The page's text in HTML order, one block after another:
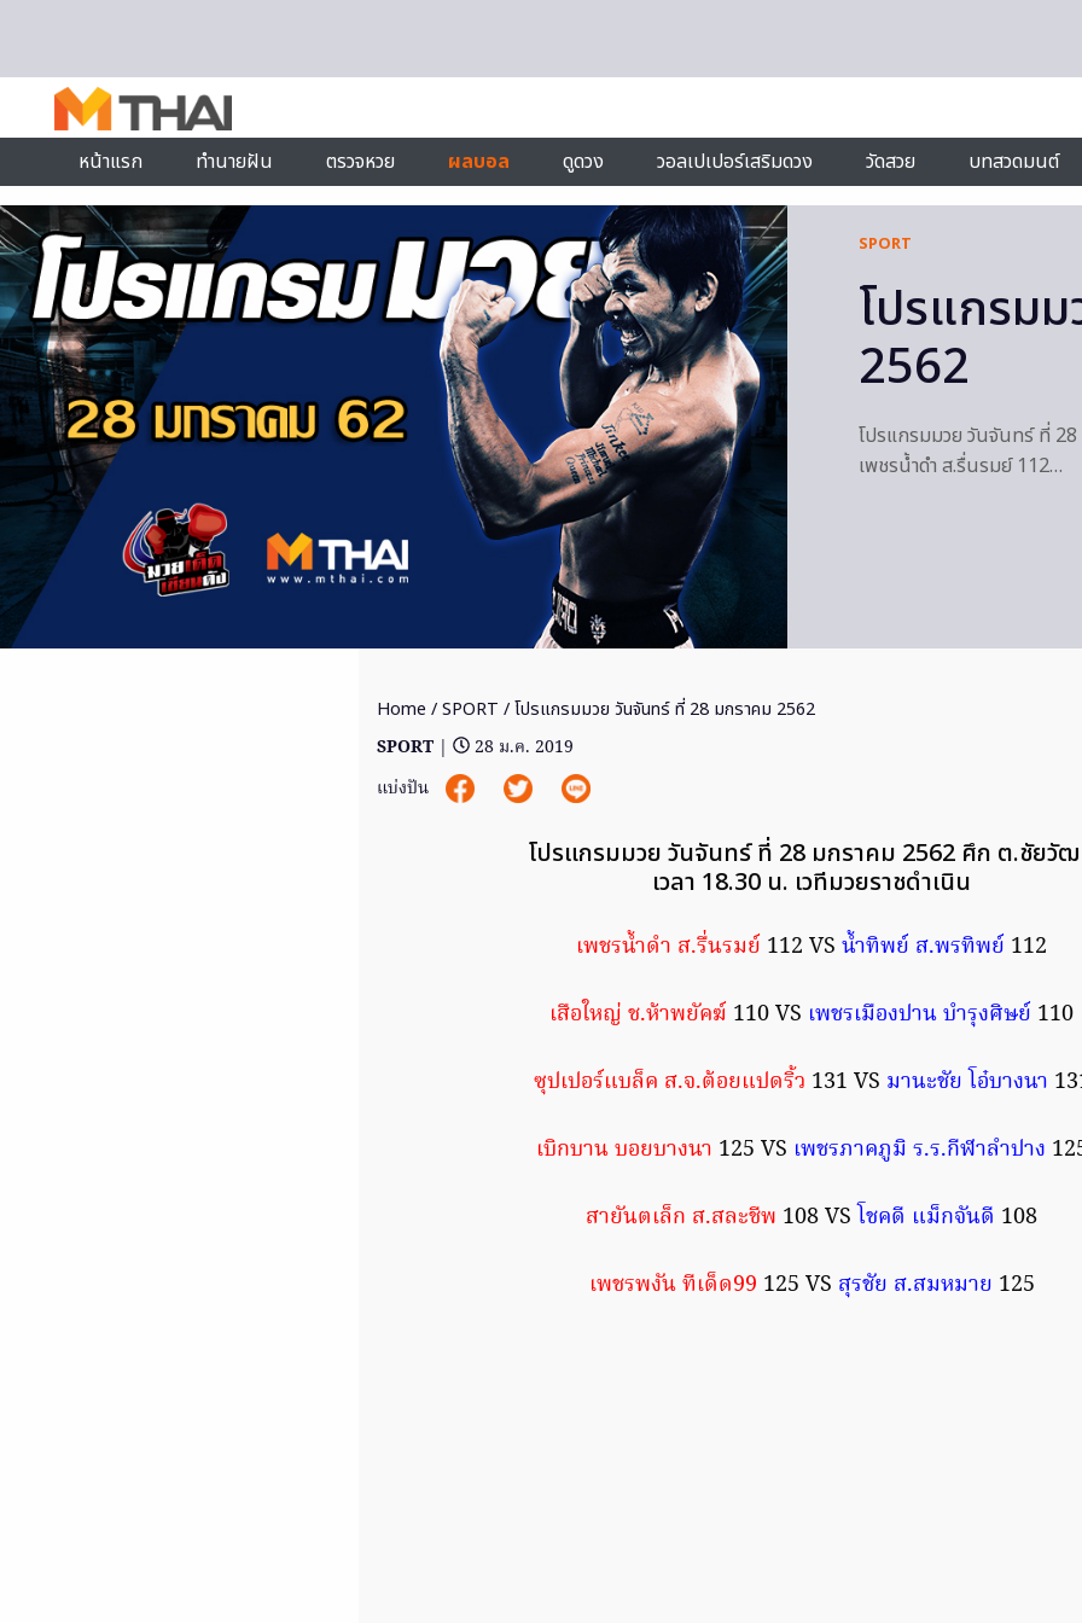
หน้าแรก ทำนายฝัน ตรวจหวย ผลบอล ดูดวง วอลเปเปอร์เสริมดวง วัดสวย บทสวดมนต์
SPORT
โปรแกรม
2562
โปรแกรมมวย วันจันทร์ ที่
เพชรน้ำดำ ส.รื่นรมย์ 112…
Home /SPORT / โปรแกรมมวย วันจันทร์ ที่ 28 มกราคม 2562
SPORT |
28 ม.ค. 2019
แบ่งปัน
โปรแกรมมวย วันจันทร์ ที่ 28 มกราคม 2562 ศึก ต.ชัยวั
เวลา 18.30 น. เวทีมวยราชดำเนิน
เพชรน้ำดำ ส.รื่นรมย์ 112 VS น้ำทิพย์ ส.พรทิพย์ 112
เสือใหญ่ ช.ห้าพยัคฆ์ 110 VS เพชรเมืองปาน บำรุงศิษย์ 110
ซุปเปอร์แบล็ค ส.จ.ต้อยแปดริ้ว 131 VS มานะชัย โอ๋บางนา
เบิกบาน บอยบางนา 125 VS เพชรภาคภูมิ ร.ร.กีฬาลำปาง
สายันตเล็ก ส.สละชีพ 108 VSโชคดี แม็กจันดี 108
เพชรพงัน ทีเด็ด99 125 VS สุรชัย ส.สมหมาย 125